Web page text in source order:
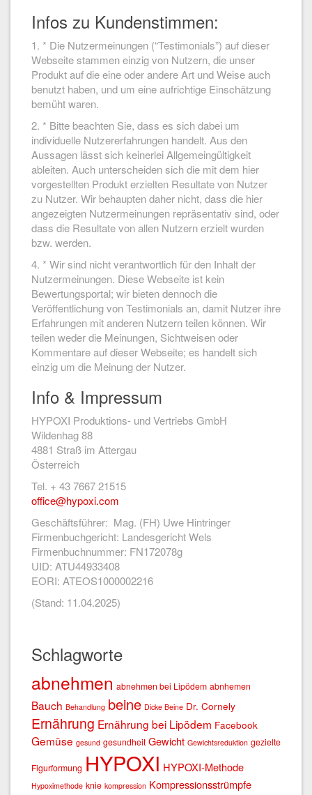
Infos zu Kundenstimmen:
1. * Die Nutzermeinungen (“Testimonials”) auf dieser
Webseite stammen einzig von Nutzern, die unser
Produkt auf die eine oder andere Art und Weise auch
benutzt haben, und um eine aufrichtige Einschätzung
bemüht waren.
2. * Bitte beachten Sie, dass es sich dabei um
individuelle Nutzererfahrungen handelt. Aus den
Aussagen lässt sich keinerlei Allgemeingültigkeit
ableiten. Auch unterscheiden sich die mit dem hier
vorgestellten Produkt erzielten Resultate von Nutzer
zu Nutzer. Wir behaupten daher nicht, dass die hier
angezeigten Nutzermeinungen repräsentativ sind, oder
dass die Resultate von allen Nutzern erzielt wurden
bzw. werden.
4. * Wir sind nicht verantwortlich für den Inhalt der
Nutzermeinungen. Diese Webseite ist kein
Bewertungsportal; wir bieten dennoch die
Veröffentlichung von Testimonials an, damit Nutzer ihre
Erfahrungen mit anderen Nutzern teilen können. Wir
teilen weder die Meinungen, Sichtweisen oder
Kommentare auf dieser Webseite; es handelt sich
einzig um die Meinung der Nutzer.
Info & Impressum
HYPOXI Produktions- und Vertriebs GmbH
Wildenhag 88
4881 Straß im Attergau
Österreich
Tel. + 43 7667 21515
office@hypoxi.com
Geschäftsführer: Mag. (FH) Uwe Hintringer
Firmenbuchgericht: Landesgericht Wels
Firmenbuchnummer: FN172078g
UID: ATU44933408
EORI: ATEOS1000002216
(Stand: 11.04.2025)
Schlagworte
abnehmen abnehmen bei Lipödem abnhemen
Bauch Behandlung beine Dicke Beine Dr. Cornely
Ernährung Ernährung bei Lipödem Facebook
Gemüse gesund gesundheit Gewicht Gewichtsreduktion gezielte
Figurformung HYPOXI HYPOXI-Methode
Hypoximethode knie kompression Kompressionsstrümpfe